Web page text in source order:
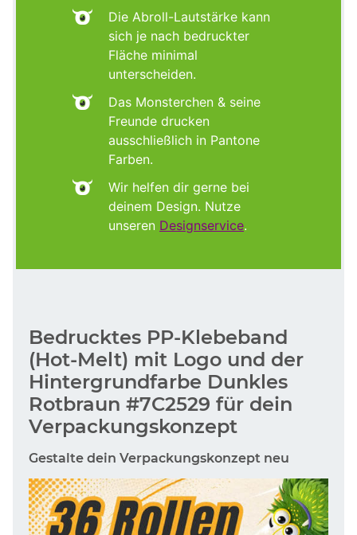
Die Abroll-Lautstärke kann
sich je nach bedruckter
Fläche minimal
unterscheiden.
Das Monsterchen & seine
Freunde drucken
ausschließlich in Pantone
Farben.
Wir helfen dir gerne bei
deinem Design. Nutze
unseren Designservice.
Bedrucktes PP-Klebeband
(Hot-Melt) mit Logo und der
Hintergrundfarbe Dunkles
Rotbraun #7C2529 für dein
Verpackungskonzept
Gestalte dein Verpackungskonzept neu